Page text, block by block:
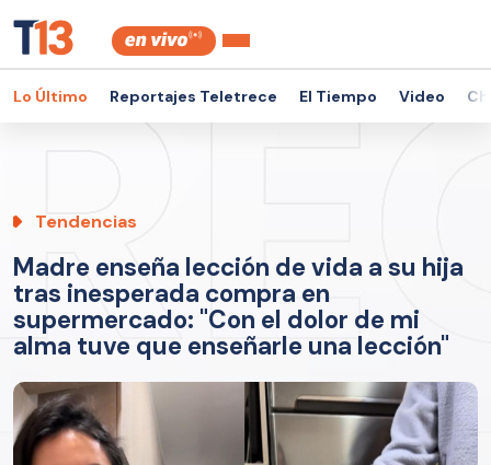
Lo Último Reportajes Teletrece El Tiempo Video
Tendencias
Madre enseña lección de vida a su hija
tras inesperada compra en
supermercado: "Con el dolor de mi
alma tuve que enseñarle una lección"